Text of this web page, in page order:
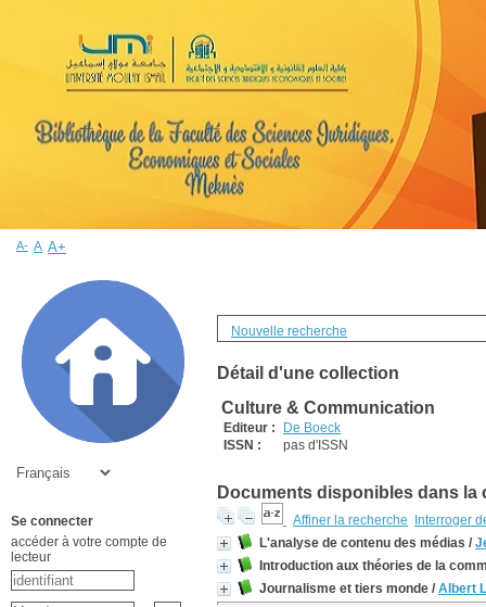
Nouvelle recherche
Détail d'une collection
Culture & Communication
Editeur :
De Boeck
ISSN :
pas d'ISSN
Documents disponibles dans la
Affiner la recherche
Interroger
L'analyse de contenu des médias /
Introduction aux théories de la
Journalisme et tiers monde / Albert
A- A A+
Se connecter
accéder à votre compte de
lecteur